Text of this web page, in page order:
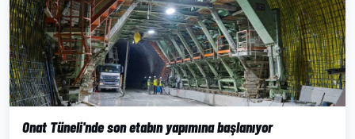
Onat Tüneli'nde son etabın yapımına başlanıyor